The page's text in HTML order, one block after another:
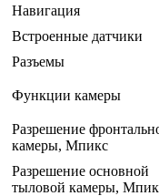
Навигация
Встроенные датчики
Разъемы
Функции камеры
Разрешение
камеры, Мпикс
Разрешение основной
тыловой камеры,